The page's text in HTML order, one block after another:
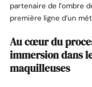
partenaire de l’ombre
première ligne d’un
Au cœur du
immersion dans
maquilleuses